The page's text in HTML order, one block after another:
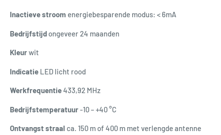
Inactieve stroom energiebesparende modus: < 6mA
Bedrijfstijdongeveer 24 maanden
Kleurwit
Indicatie LED licht rood
Werkfrequentie433,92 MHz
Bedrijfstemperatuur-10 – +40 °C
Ontvangst straal ca. 150 m of 400 m met verlengde antenne